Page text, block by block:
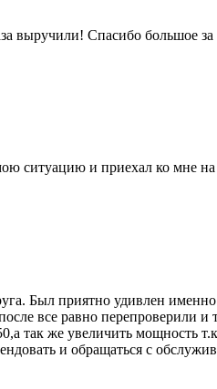
выручили! Спасибо большое
ситуацию и приехал ко мне
Был приятно удивлен
все равно перепроверили
так же увеличить мощность
и обращаться с